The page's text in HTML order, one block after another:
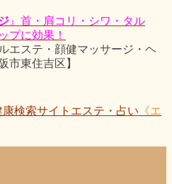
』首・肩コリ・シワ・タル
プに効果！
エステ・顔健マッサージ・ヘ
市東住吉区】
検索サイトエステ・占い 《エ